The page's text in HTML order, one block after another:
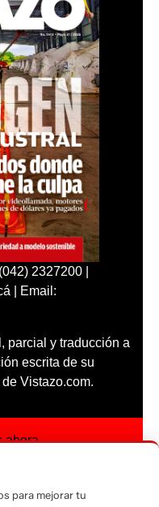
2327200 |
| Email:
parcial y traducción a
escrita de su
Vistazo.com.
ahora
para mejorar tu